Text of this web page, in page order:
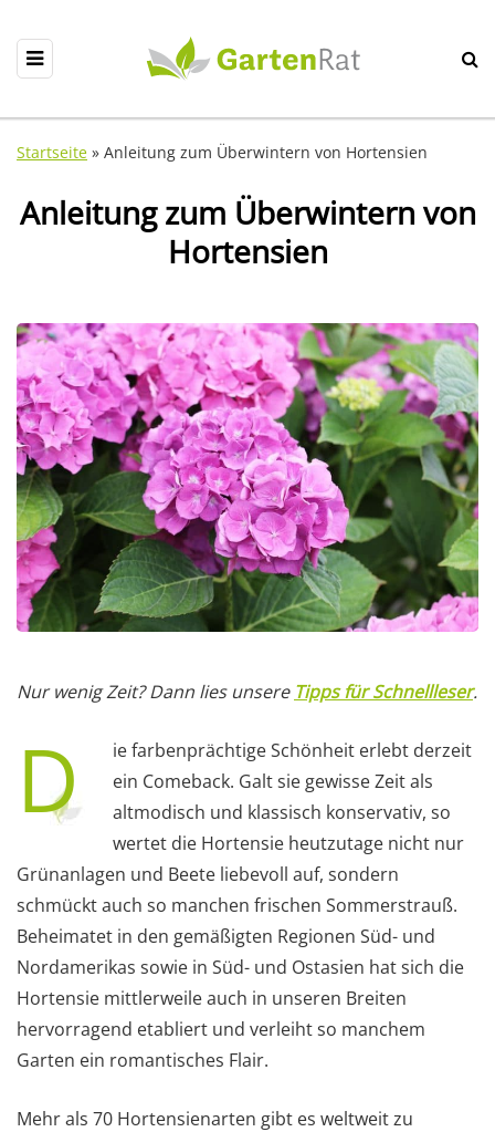
Startseite » Anleitung zum Überwintern von Hortensien
Anleitung zum Überwintern von
Hortensien
Nur wenig Zeit? Dann lies unsere Tipps für Schnellleser.
D
ie farbenprächtige Schönheit erlebt derzeit
ein Comeback. Galt sie gewisse Zeit als
altmodisch und klassisch konservativ, so
wertet die Hortensie heutzutage nicht nur
Grünanlagen und Beete liebevoll auf, sondern
schmückt auch so manchen frischen Sommerstrauß.
Beheimatet in den gemäßigten Regionen Süd- und
Nordamerikas sowie in Süd- und Ostasien hat sich die
Hortensie mittlerweile auch in unseren Breiten
hervorragend etabliert und verleiht so manchem
Garten ein romantisches Flair.
Mehr als 70 Hortensienarten gibt es weltweit zu